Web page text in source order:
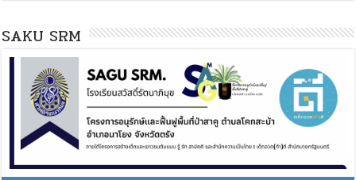
SAKU SRM